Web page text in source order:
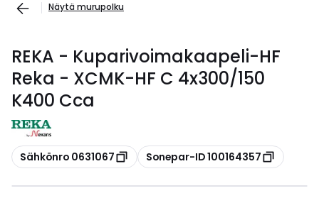
Näytä murupolku
REKA - Kuparivoimakaapeli-HF
Reka - XCMK-HF C 4x300/150
K400 Cca
Kopioi
Sähkönro 0631067 Kopioi
Sonepar-ID 100164357